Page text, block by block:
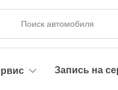
Запись на